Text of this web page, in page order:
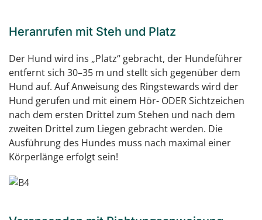
Heranrufen mit Steh und Platz
Der Hund wird ins „Platz“ gebracht, der Hundeführer
entfernt sich 30–35 m und stellt sich gegenüber dem
Hund auf. Auf Anweisung des Ringstewards wird der
Hund gerufen und mit einem Hör- ODER Sichtzeichen
nach dem ersten Drittel zum Stehen und nach dem
zweiten Drittel zum Liegen gebracht werden. Die
Ausführung des Hundes muss nach maximal einer
Körperlänge erfolgt sein!